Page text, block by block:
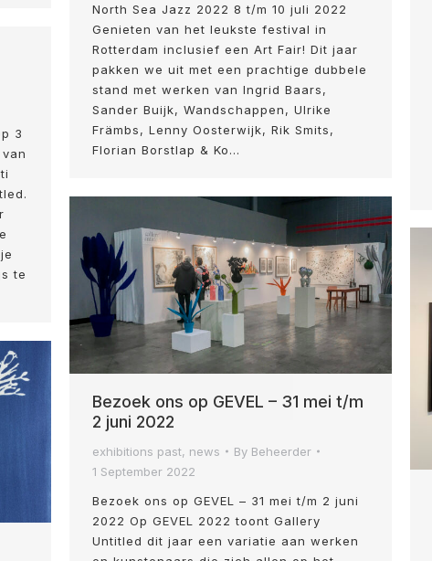
North Sea Jazz 2022 8 t/m 10 juli 2022
Genieten van het leukste festival in
Rotterdam inclusief een Art Fair! Dit jaar
pakken we uit met een prachtige dubbele
stand met werken van Ingrid Baars,
Sander Buijk, Wandschappen, Ulrike
Främbs, Lenny Oosterwijk, Rik Smits,
Florian Borstlap & Ko…
3
te
Bezoek ons op GEVEL – 31 mei t/m
2 juni 2022
exhibitions past, news By Beheerder
1 September 2022
Bezoek ons op GEVEL – 31 mei t/m 2 juni
2022 Op GEVEL 2022 toont Gallery
Untitled dit jaar een variatie aan werken